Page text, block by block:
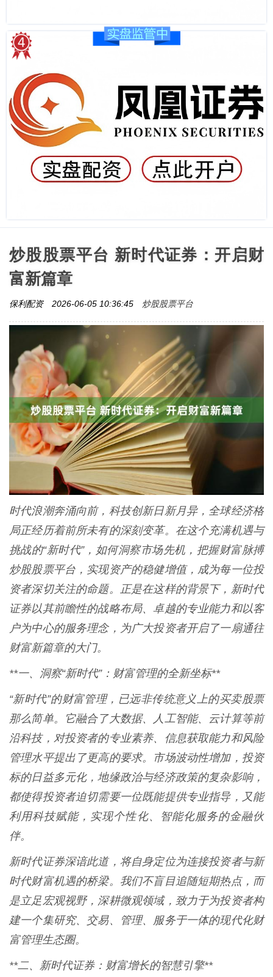
炒股股票平台 新时代证券：开启财
富新篇章
保利配资 2026-06-05 10:36:45 炒股股票平台
时代浪潮奔涌向前，科技创新日新月异，全球经济格
局正经历着前所未有的深刻变革。在这个充满机遇与
挑战的“新时代”，如何洞察市场先机，把握财富脉搏
炒股股票平台，实现资产的稳健增值，成为每一位投
资者深切关注的命题。正是在这样的背景下，新时代
证券以其前瞻性的战略布局、卓越的专业能力和以客
户为中心的服务理念，为广大投资者开启了一扇通往
财富新篇章的大门。
**一、洞察“新时代”：财富管理的全新坐标**
“新时代”的财富管理，已远非传统意义上的买卖股票
那么简单。它融合了大数据、人工智能、云计算等前
沿科技，对投资者的专业素养、信息获取能力和风险
管理水平提出了更高的要求。市场波动性增加，投资
标的日益多元化，地缘政治与经济政策的复杂影响，
都使得投资者迫切需要一位既能提供专业指导，又能
利用科技赋能，实现个性化、智能化服务的金融伙
伴。
新时代证券深谙此道，将自身定位为连接投资者与新
时代财富机遇的桥梁。我们不盲目追随短期热点，而
是立足宏观视野，深耕微观领域，致力于为投资者构
建一个集研究、交易、管理、服务于一体的现代化财
富管理生态圈。
**二、新时代证券：财富增长的智慧引擎**